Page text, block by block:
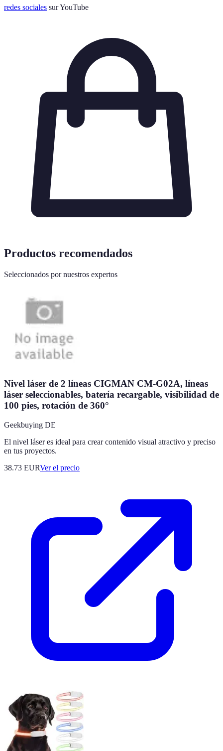
redes sociales sur YouTube
Productos recomendados
Seleccionados por nuestros expertos
Nivel láser de 2 líneas CIGMAN CM-G02A, líneas
láser seleccionables, batería recargable, visibilidad de
100 pies, rotación de 360°
Geekbuying DE
El nivel láser es ideal para crear contenido visual atractivo y preciso
en tus proyectos.
38.73 EURVer el precio